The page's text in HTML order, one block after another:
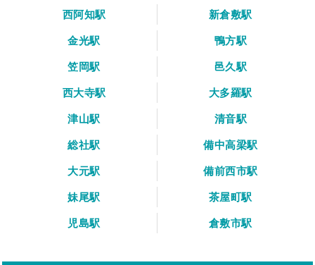
西阿知駅
新倉敷駅
金光駅
鴨方駅
笠岡駅
邑久駅
西大寺駅
大多羅駅
津山駅
清音駅
総社駅
備中高梁駅
大元駅
備前西市駅
妹尾駅
茶屋町駅
児島駅
倉敷市駅